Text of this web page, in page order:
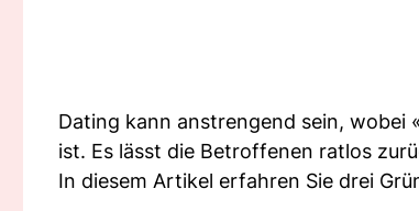
Dating kann anstrengend sein, wobei
ist. Es lässt die Betroffenen ratlos
In diesem Artikel erfahren Sie drei